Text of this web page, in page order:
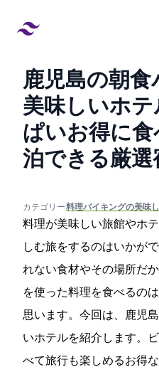
鹿児島の朝
美味しいホテ
ぱいお得に
泊できる厳選
カテゴリー:#料理/バイキングの美味
料理が美味しい旅館やホ
しむ旅をするのはいかが
れない食材やその場所だ
を使った料理を食べるの
思います。今回は、鹿児
いホテルを紹介します。
べて旅行も楽しめるお得